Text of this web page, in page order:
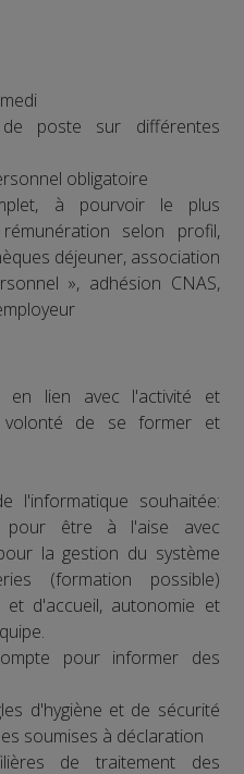
poste sur différentes
obligatoire
à pourvoir le plus
selon profil,
déjeuner, association
», adhésion CNAS,
en lien avec l'activité et
volonté de se former et
l'informatique souhaitée:
pour être à l'aise avec
la gestion du système
(formation possible)
et d'accueil, autonomie et
pour informer des
d'hygiène et de sécurité
soumises à déclaration
de traitement des